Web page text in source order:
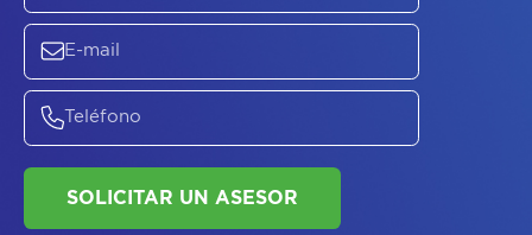
ASESORATE SOBRE
SALUD